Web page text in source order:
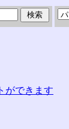
ができます